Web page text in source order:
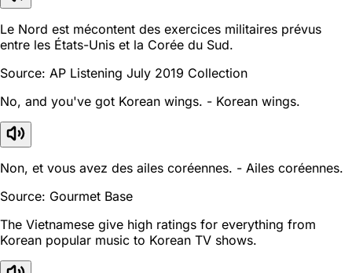
Le Nord est mécontent des exercices militaires prévus
entre les États-Unis et la Corée du Sud.
Source: AP Listening July 2019 Collection
No, and you've got Korean wings. - Korean wings.
Non, et vous avez des ailes coréennes. - Ailes coréennes.
Source: Gourmet Base
The Vietnamese give high ratings for everything from
Korean popular music to Korean TV shows.